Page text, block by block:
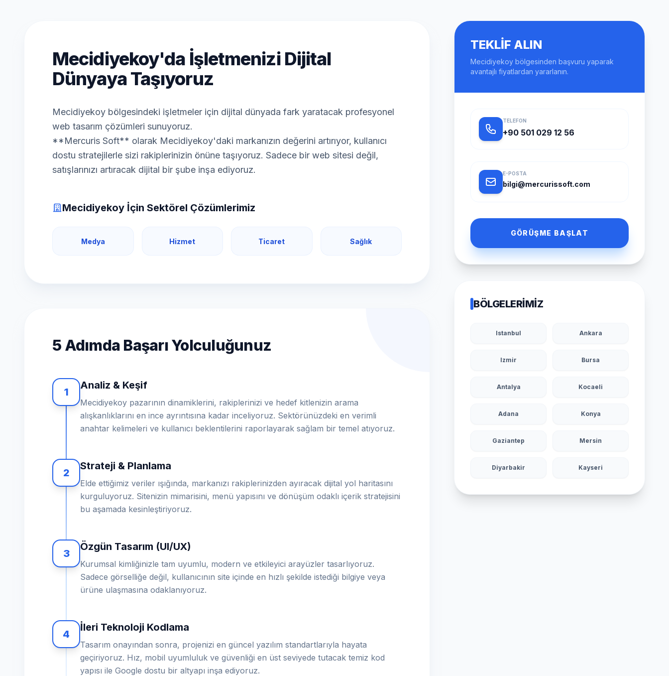
Mecidiyekoy'da İşletmenizi Dijital
Dünyaya Taşıyoruz
Mecidiyekoy bölgesindeki işletmeler için dijital dünyada fark yaratacak profesyonel
web tasarım çözümleri sunuyoruz.
**Mercuris Soft** olarak Mecidiyekoy'daki markanızın değerini artırıyor, kullanıcı
dostu stratejilerle sizi rakiplerinizin önüne taşıyoruz. Sadece bir web sitesi değil,
satışlarınızı artıracak dijital bir şube inşa ediyoruz.
Mecidiyekoy İçin Sektörel Çözümlerimiz
Medya Hizmet Ticaret Sağlık
5 Adımda Başarı Yolculuğunuz
1
Analiz & Keşif
Mecidiyekoy pazarının dinamiklerini, rakiplerinizi ve hedef kitlenizin arama
alışkanlıklarını en ince ayrıntısına kadar inceliyoruz. Sektörünüzdeki en verimli
anahtar kelimeleri ve kullanıcı beklentilerini raporlayarak sağlam bir temel atıyoruz.
2
Strateji & Planlama
Elde ettiğimiz veriler ışığında, markanızı rakiplerinizden ayıracak dijital yol haritasını
kurguluyoruz. Sitenizin mimarisini, menü yapısını ve dönüşüm odaklı içerik stratejisini
bu aşamada kesinleştiriyoruz.
3
Özgün Tasarım (UI/UX)
Kurumsal kimliğinizle tam uyumlu, modern ve etkileyici arayüzler tasarlıyoruz.
Sadece görselliğe değil, kullanıcının site içinde en hızlı şekilde istediği bilgiye veya
ürüne ulaşmasına odaklanıyoruz.
4
İleri Teknoloji Kodlama
Tasarım onayından sonra, projenizi en güncel yazılım standartlarıyla hayata
geçiriyoruz. Hız, mobil uyumluluk ve güvenliği en üst seviyede tutacak temiz kod
yapısı ile Google dostu bir altyapı inşa ediyoruz.
TEKLIF ALIN
Mecidiyekoy bölgesinden başvuru yaparak
avantajlı fiyatlardan yararlanın.
TELEFON
+90 501 029 12 56
E-POSTA
bilgi@mercurissoft.com
GÖRÜŞME BAŞLAT
BÖLGELERIMIZ
Istanbul Ankara
Izmir Bursa
Antalya Kocaeli
Adana Konya
Gaziantep Mersin
Diyarbakir Kayseri